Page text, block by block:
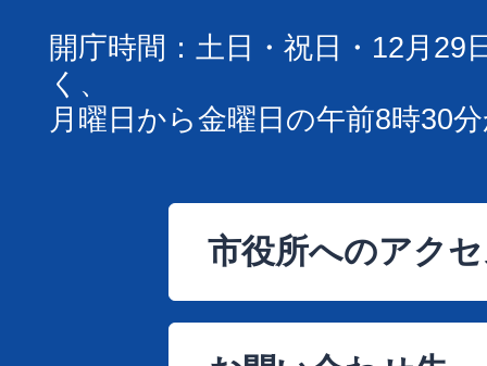
開庁時間：土日・祝日・12月29
く、
月曜日から金曜日の午前8時30
市役所へのアク